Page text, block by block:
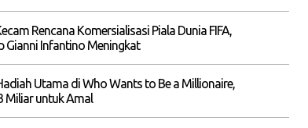
Rencana Komersialisasi Piala Dunia FIFA,
Gianni Infantino Meningkat
Utama di Who Wants to Be a Millionaire,
Miliar untuk Amal